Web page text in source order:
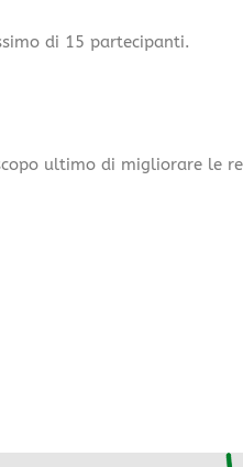
di 15 partecipanti.
ultimo di migliorare le